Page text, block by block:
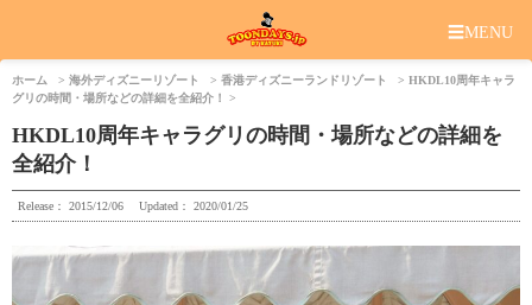
☰MENU
ホーム 海外ディズニーリゾート 香港ディズニーランドリゾート
HKDL10周年キャラ
グリの時間・場所などの詳細を全紹介！
HKDL10周年キャラグリの時間・場所などの詳細を
全紹介！
Release： 2015/12/06 Updated： 2020/01/25